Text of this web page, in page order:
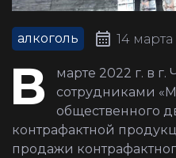
алкоголь 14 марта
В
марте 2022 г. в г.
сотрудниками
общественного
контрафактной
продажи